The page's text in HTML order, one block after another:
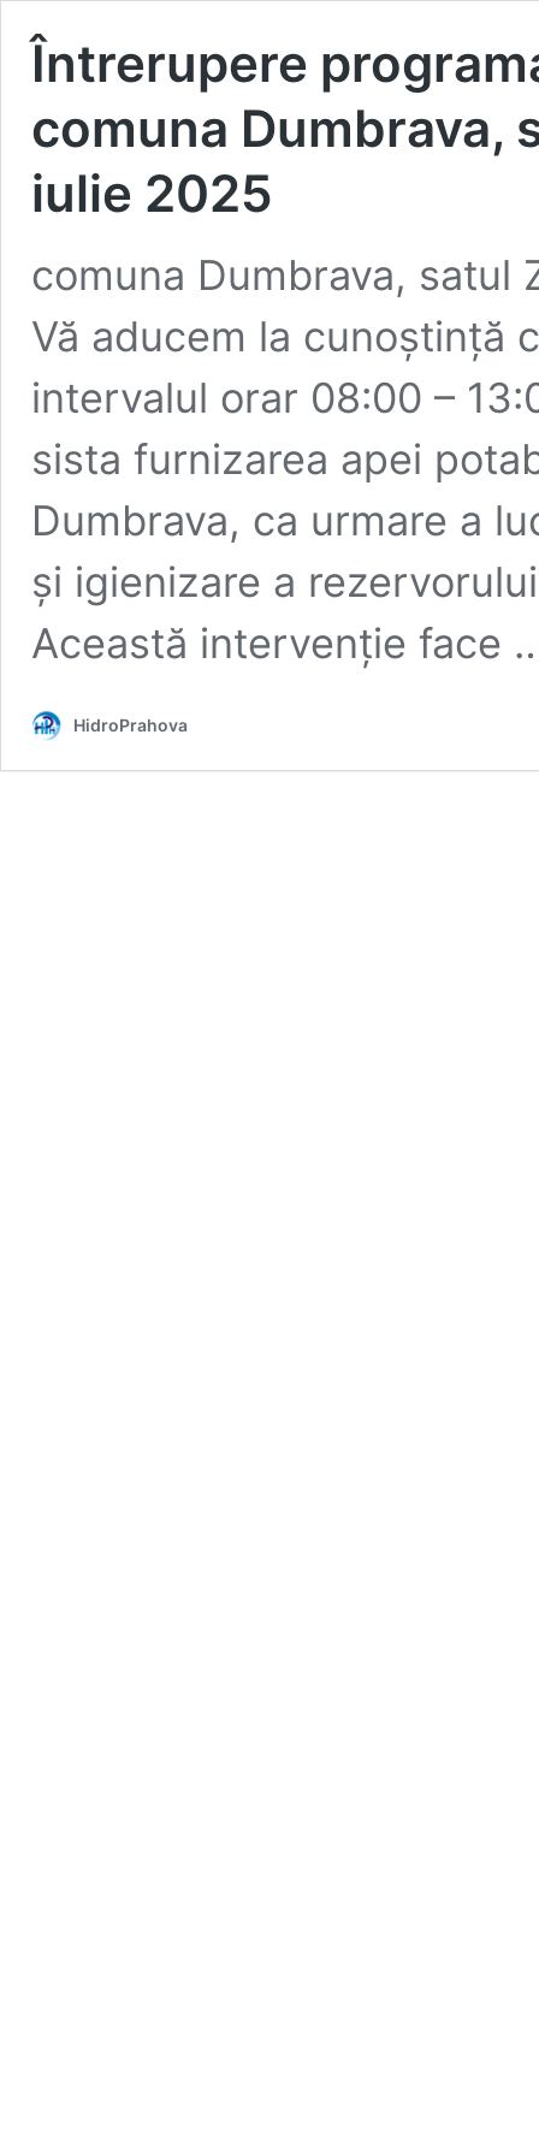
Întrerupere
comuna Dumbrava,
iulie 2025
comuna Dumbrava, satul
Vă aducem la cunoștință
intervalul orar 08:00 –
sista furnizarea apei
Dumbrava, ca urmare a
și igienizare a
Această intervenție face
HidroPrahova